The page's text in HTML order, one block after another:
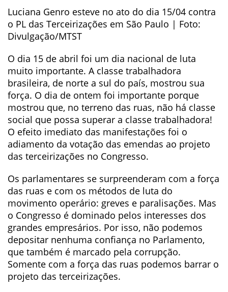
Luciana Genro esteve no ato do dia 15/04 contra
o PL das Terceirizações em São Paulo | Foto:
Divulgação/MTST
O dia 15 de abril foi um dia nacional de luta
muito importante. A classe trabalhadora
brasileira, de norte a sul do país, mostrou sua
força. O dia de ontem foi importante porque
mostrou que, no terreno das ruas, não há classe
social que possa superar a classe trabalhadora!
O efeito imediato das manifestações foi o
adiamento da votação das emendas ao projeto
das terceirizações no Congresso.
Os parlamentares se surpreenderam com a força
das ruas e com os métodos de luta do
movimento operário: greves e paralisações. Mas
o Congresso é dominado pelos interesses dos
grandes empresários. Por isso, não podemos
depositar nenhuma confiança no Parlamento,
que também é marcado pela corrupção.
Somente com a força das ruas podemos barrar o
projeto das terceirizações.